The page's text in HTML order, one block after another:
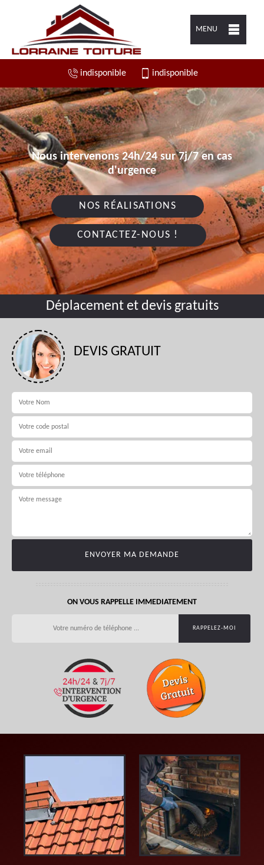
MENU
indisponible indisponible
Nous intervenons 24h/24 sur 7j/7 en cas
d'urgence
NOS RÉALISATIONS
CONTACTEZ-NOUS !
Déplacement et devis gratuits
DEVIS GRATUIT
ON VOUS RAPPELLE IMMEDIATEMENT